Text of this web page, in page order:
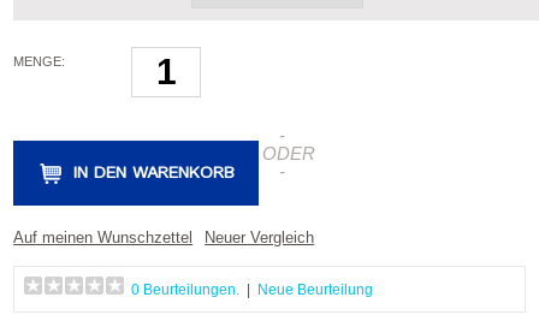
MENGE:
IN DEN WARENKORB
-
ODER
-
Auf meinen Wunschzettel Neuer Vergleich
0 Beurteilungen. Neue Beurteilung